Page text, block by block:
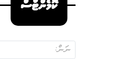
ކޮމެންޓްސް